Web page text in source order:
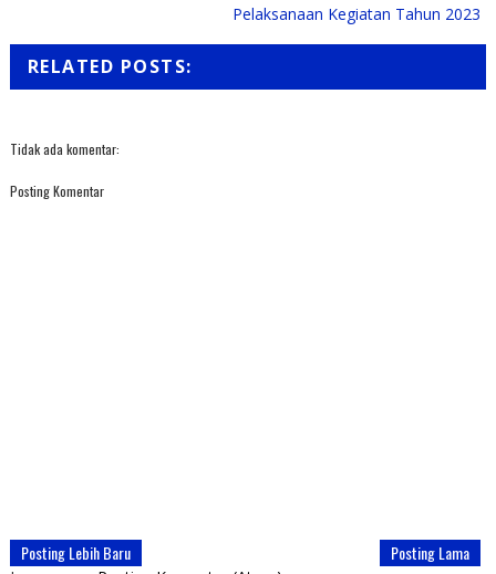
Pelaksanaan Kegiatan Tahun 2023
RELATED POSTS:
Tidak ada komentar:
Posting Komentar
Posting Lebih Baru Posting Lama